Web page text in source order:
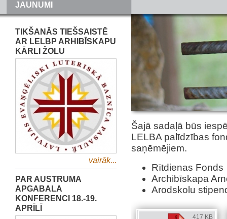
JAUNUMI
TIKŠANĀS TIEŠSAISTĒ
AR LELBP ARHIBĪSKAPU
KĀRLI ŽOLU
vairāk...
PAR AUSTRUMA
APGABALA
KONFERENCI 18.-19.
APRĪLĪ
Šajā sadaļā būs
LELBA palīdzības
saņēmējiem.
Rītdienas Fonds
Archibīskapa
Arodskolu
417 KB